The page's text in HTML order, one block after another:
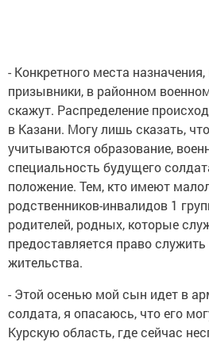
- Конкретного места
призывники, в районном
скажут. Распределение
в Казани. Могу лишь сказать,
учитываются образование,
специальность будущего
положение. Тем, кто имеют
родственников-инвалидов 1
родителей, родных, которые
предоставляется право
жительства.
- Этой осенью мой сын идет в
солдата, я опасаюсь, что его
Курскую область, где сейчас